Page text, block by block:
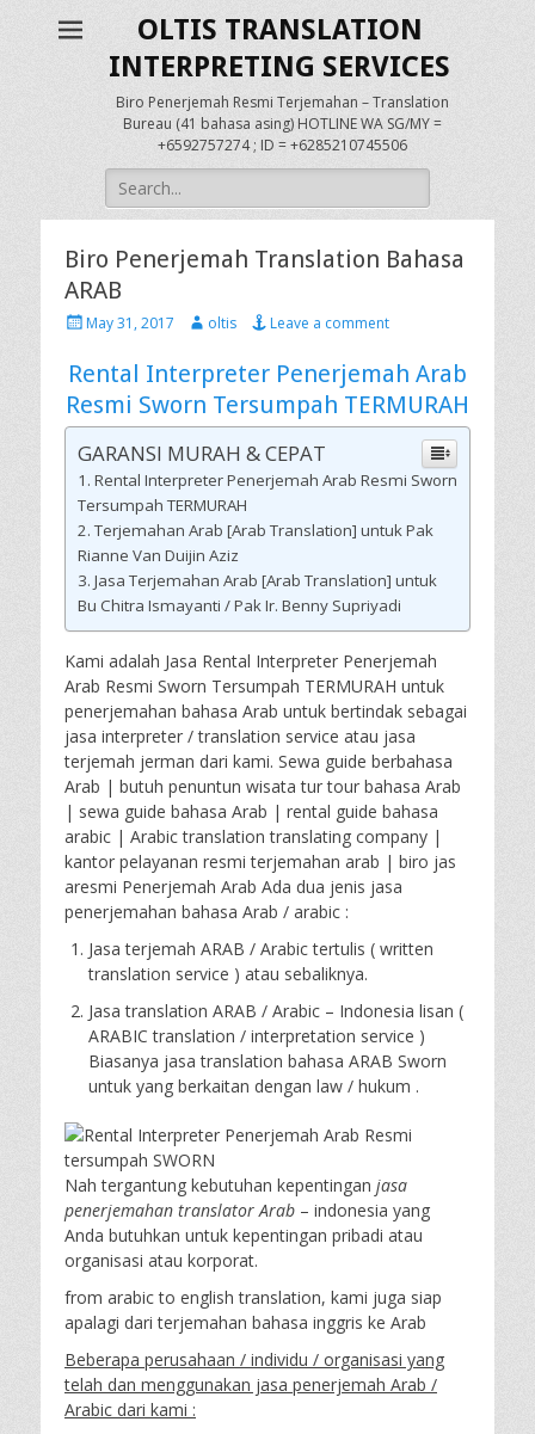
OLTIS TRANSLATION
INTERPRETING SERVICES
Biro Penerjemah Resmi Terjemahan – Translation
Bureau (41 bahasa asing) HOTLINE WA SG/MY =
+6592757274 ; ID = +6285210745506
Search
for:
Biro Penerjemah Translation Bahasa
ARAB
PostedMay 31, 2017 Author
oltis Leave a comment
Rental Interpreter Penerjemah Arab
Resmi Sworn Tersumpah TERMURAH
GARANSI MURAH & CEPAT
Rental Interpreter Penerjemah Arab Resmi Sworn
Tersumpah TERMURAH
Terjemahan Arab [Arab Translation] untuk Pak
Rianne Van Duijin Aziz
Jasa Terjemahan Arab [Arab Translation] untuk
Bu Chitra Ismayanti / Pak Ir. Benny Supriyadi
Kami adalah Jasa Rental Interpreter Penerjemah
Arab Resmi Sworn Tersumpah TERMURAH untuk
penerjemahan bahasa Arab untuk bertindak sebagai
jasa interpreter / translation service atau jasa
terjemah jerman dari kami. Sewa guide berbahasa
Arab | butuh penuntun wisata tur tour bahasa Arab
| sewa guide bahasa Arab | rental guide bahasa
arabic | Arabic translation translating company |
kantor pelayanan resmi terjemahan arab | biro jas
aresmi Penerjemah Arab Ada dua jenis jasa
penerjemahan bahasa Arab / arabic :
Jasa terjemah ARAB / Arabic tertulis ( written
translation service ) atau sebaliknya.
Jasa translation ARAB / Arabic – Indonesia lisan (
ARABIC translation / interpretation service )
Biasanya jasa translation bahasa ARAB Sworn
untuk yang berkaitan dengan law / hukum .
Nah tergantung kebutuhan kepentingan jasa
penerjemahan translator Arab – indonesia yang
Anda butuhkan untuk kepentingan pribadi atau
organisasi atau korporat.
from arabic to english translation, kami juga siap
apalagi dari terjemahan bahasa inggris ke Arab
Beberapa perusahaan / individu / organisasi yang
telah dan menggunakan jasa penerjemah Arab /
Arabic dari kami :